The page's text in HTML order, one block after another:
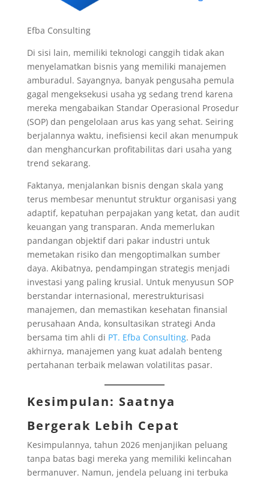
Efba Consulting
Di sisi lain, memiliki teknologi canggih tidak akan
menyelamatkan bisnis yang memiliki manajemen
amburadul. Sayangnya, banyak pengusaha pemula
gagal mengeksekusi usaha yg sedang trend karena
mereka mengabaikan Standar Operasional Prosedur
(SOP) dan pengelolaan arus kas yang sehat. Seiring
berjalannya waktu, inefisiensi kecil akan menumpuk
dan menghancurkan profitabilitas dari usaha yang
trend sekarang.
Faktanya, menjalankan bisnis dengan skala yang
terus membesar menuntut struktur organisasi yang
adaptif, kepatuhan perpajakan yang ketat, dan audit
keuangan yang transparan. Anda memerlukan
pandangan objektif dari pakar industri untuk
memetakan risiko dan mengoptimalkan sumber
daya. Akibatnya, pendampingan strategis menjadi
investasi yang paling krusial. Untuk menyusun SOP
berstandar internasional, merestrukturisasi
manajemen, dan memastikan kesehatan finansial
perusahaan Anda, konsultasikan strategi Anda
bersama tim ahli di PT. Efba Consulting. Pada
akhirnya, manajemen yang kuat adalah benteng
pertahanan terbaik melawan volatilitas pasar.
Kesimpulan: Saatnya
Bergerak Lebih Cepat
Kesimpulannya, tahun 2026 menjanjikan peluang
tanpa batas bagi mereka yang memiliki kelincahan
bermanuver. Namun, jendela peluang ini terbuka